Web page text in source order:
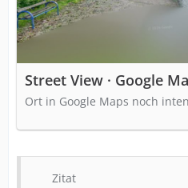
Street View · Google
Ort in Google Maps noch
Zitat